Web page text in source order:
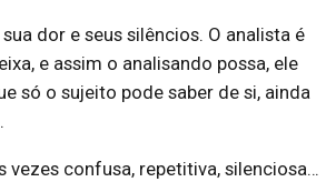
dor e seus silêncios. O analista é
e assim o analisando possa, ele
só o sujeito pode saber de si, ainda
vezes confusa, repetitiva, silenciosa…